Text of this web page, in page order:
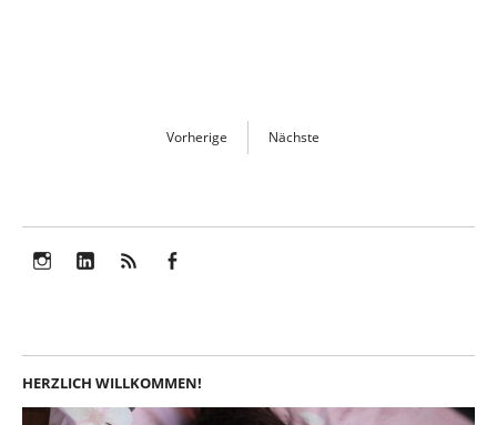
Vorherige Nächste
HERZLICH WILLKOMMEN!